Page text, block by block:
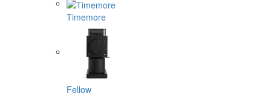
Timemore
Fellow